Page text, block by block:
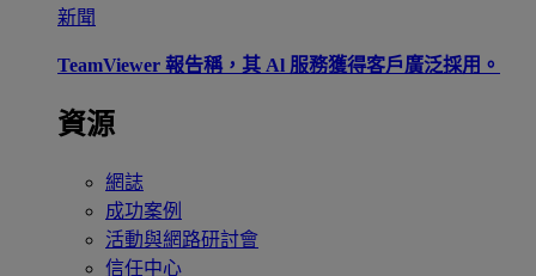
新聞
TeamViewer 報告稱，其 Al 服務獲得客戶廣泛採用。
資源
網誌
成功案例
活動與網路研討會
信任中心